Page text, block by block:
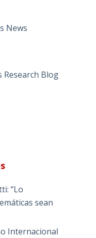
News
Research Blog
“Lo
sean
Internacional